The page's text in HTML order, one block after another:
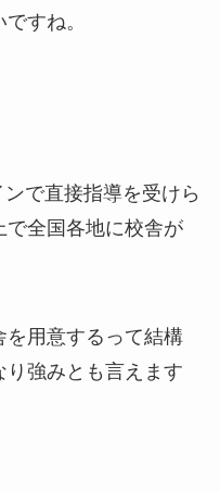
すね。
で直接指導を受けら
で全国各地に校舎が
用意するって結構
強みとも言えます